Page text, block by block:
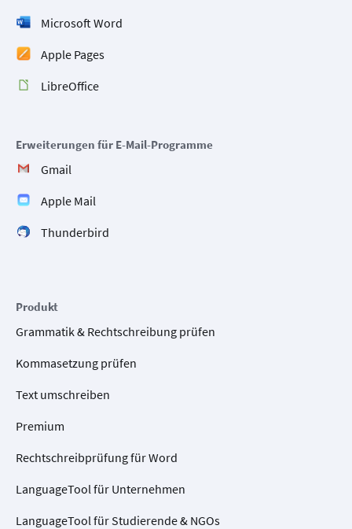
Microsoft Word
Apple Pages
LibreOffice
Erweiterungen für E-Mail-Programme
Gmail
Apple Mail
Thunderbird
Produkt
Grammatik & Rechtschreibung prüfen
Kommasetzung prüfen
Text umschreiben
Premium
Rechtschreibprüfung für Word
LanguageTool für Unternehmen
LanguageTool für Studierende & NGOs